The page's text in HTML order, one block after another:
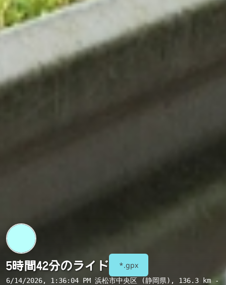
5時間42分のライド *.gpx
6/14/2026, 1:36:04 PM 浜松市中央区 (静岡県) , 136.3 km -